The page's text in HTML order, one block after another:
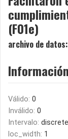
(F01e)
archivo de datos:
Válido: 0
Inválido: 0
Intervalo: discrete
loc_width: 1